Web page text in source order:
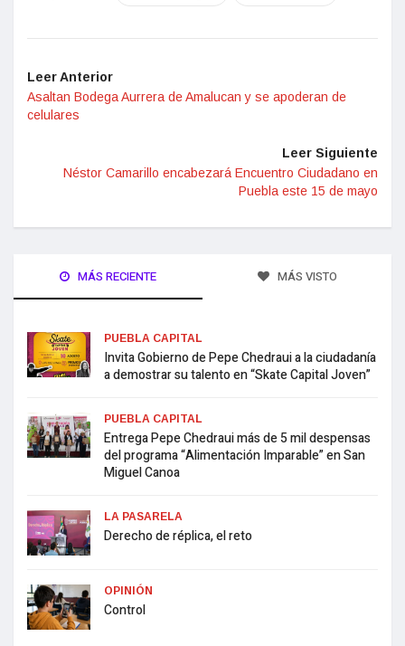
Leer Anterior
Asaltan Bodega Aurrera de Amalucan y se apoderan de
celulares
Leer Siguiente
Néstor Camarillo encabezará Encuentro Ciudadano en
Puebla este 15 de mayo
MÁS RECIENTE MÁS VISTO
PUEBLA CAPITAL
Invita Gobierno de Pepe Chedraui a la ciudadanía
a demostrar su talento en “Skate Capital Joven”
PUEBLA CAPITAL
Entrega Pepe Chedraui más de 5 mil despensas
del programa “Alimentación Imparable” en San
Miguel Canoa
LA PASARELA
Derecho de réplica, el reto
OPINIÓN
Control